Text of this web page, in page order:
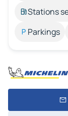
Stations
Parkings